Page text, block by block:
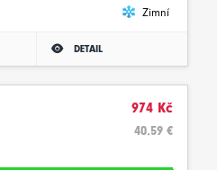
Zimní
DETAIL
974 Kč
40.59 €